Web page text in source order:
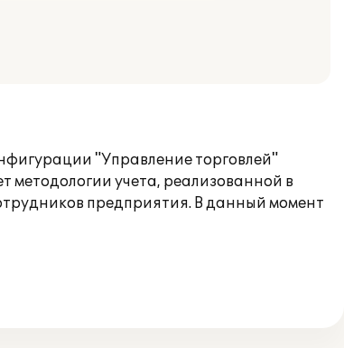
"Управление торговлей"
методологии учета, реализованной в
предприятия. В данный момент